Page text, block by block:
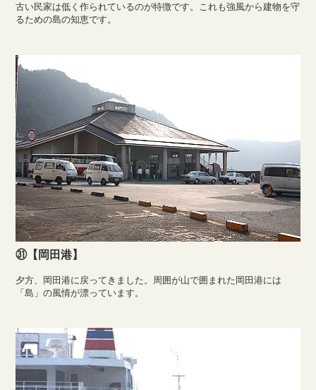
古い民家は低く作られているのが特徴です。これも強風から建物を守
るための島の知恵です。
㉛【岡田港】
夕方、岡田港に戻ってきました。周囲が山で囲まれた岡田港には
「島」の風情が漂っています。